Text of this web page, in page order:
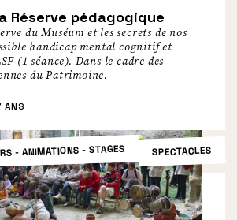
Réserve pédagogique
du Muséum et les secrets de nos
handicap mental cognitif et
(1 séance). Dans le cadre des
du Patrimoine.
ANS
- ANIMATIONS - STAGES SPECTACLES